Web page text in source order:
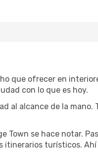
que ofrecer en
con lo que es hoy.
al alcance de la mano.
Town se hace notar.
itinerarios turísticos.